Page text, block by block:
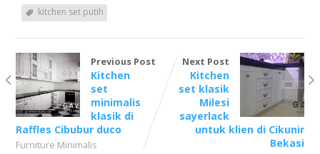
kitchen set putih
Previous Post
Kitchen
set
minimalis
klasik di
Raffles Cibubur duco
Furniture Minimalis
Next Post
Kitchen
set klasik
Milesi
sayerlack
untuk klien di Cikunir
Bekasi